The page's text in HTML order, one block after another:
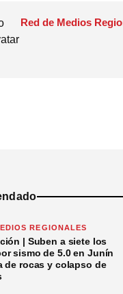
Red de Medios
REGIONALES
| Suben a siete los
sismo de 5.0 en Junín
de rocas y colapso de